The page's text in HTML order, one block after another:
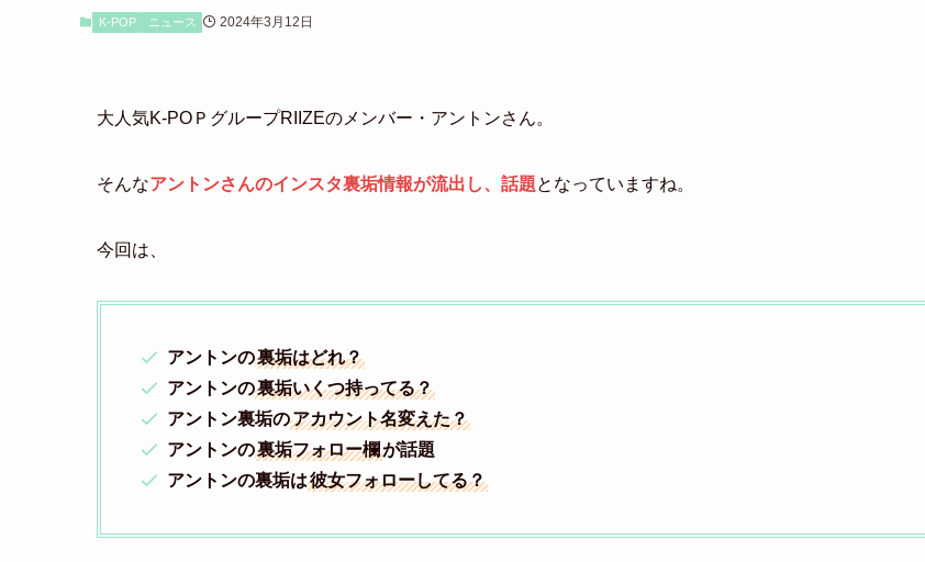
K-POP ニュース 2024年3月12日
大人気K-POＰグループRIIZEのメンバー・アントンさん。
そんなアントンさんのインスタ裏垢情報が流出し、話題となっていますね。
今回は、
アントンの裏垢はどれ？
アントンの裏垢いくつ持ってる？
アントン裏垢のアカウント名変えた？
アントンの裏垢フォロー欄が話題
アントンの裏垢は彼女フォローしてる？